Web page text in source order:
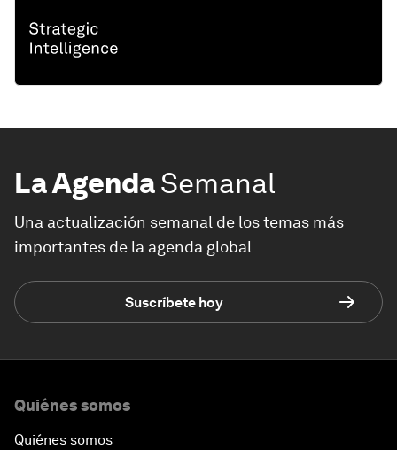
La AgendaSemanal
Una actualización semanal de los temas más
importantes de la agenda global
Suscríbete hoy
Quiénes somos
Quiénes somos